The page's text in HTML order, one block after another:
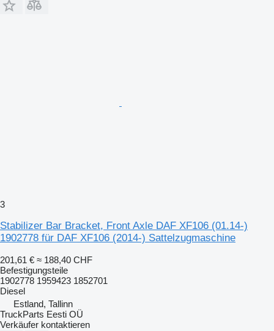
3
Stabilizer Bar Bracket, Front Axle DAF XF106 (01.14-)
1902778 für DAF XF106 (2014-) Sattelzugmaschine
201,61 € ≈ 188,40 CHF
Befestigungsteile
1902778 1959423 1852701
Diesel
Estland, Tallinn
TruckParts Eesti OÜ
Verkäufer kontaktieren